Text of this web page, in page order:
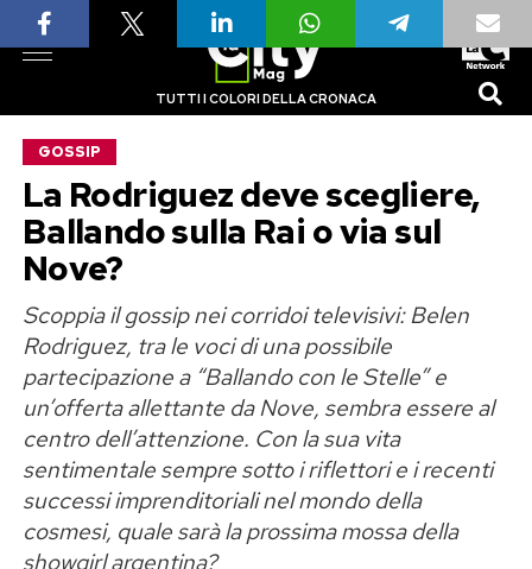
TUTTI I COLORI DELLA CRONACA
GOSSIP
La Rodriguez deve scegliere,
Ballando sulla Rai o via sul
Nove?
Scoppia il gossip nei corridoi televisivi: Belen
Rodriguez, tra le voci di una possibile
partecipazione a “Ballando con le Stelle” e
un’offerta allettante da Nove, sembra essere al
centro dell’attenzione. Con la sua vita
sentimentale sempre sotto i riflettori e i recenti
successi imprenditoriali nel mondo della
cosmesi, quale sarà la prossima mossa della
showgirl argentina?